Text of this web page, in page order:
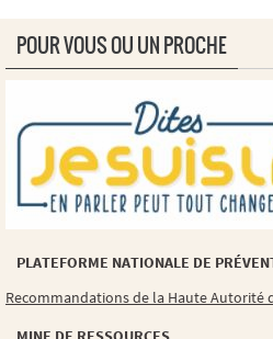
POUR VOUS OU UN PROCHE
PLATEFORME NATIONALE DE
Recommandations de la Haute Autorité